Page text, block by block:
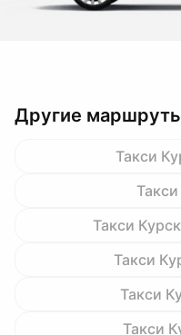
Другие
Такси
Такси
Такси
Такси
Такси